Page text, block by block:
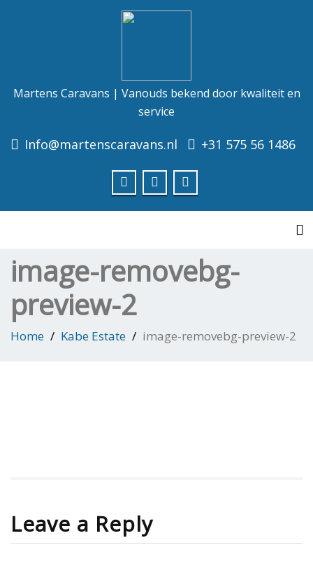
Martens Caravans | Vanouds bekend door kwaliteit en
service
Info@martenscaravans.nl +31 575 56 1486
image-removebg-
preview-2
Home Kabe Estate image-removebg-preview-2
Leave a Reply